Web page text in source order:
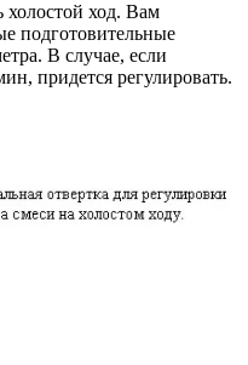
холостой ход. Вам
подготовительные
В случае, если
придется регулировать.